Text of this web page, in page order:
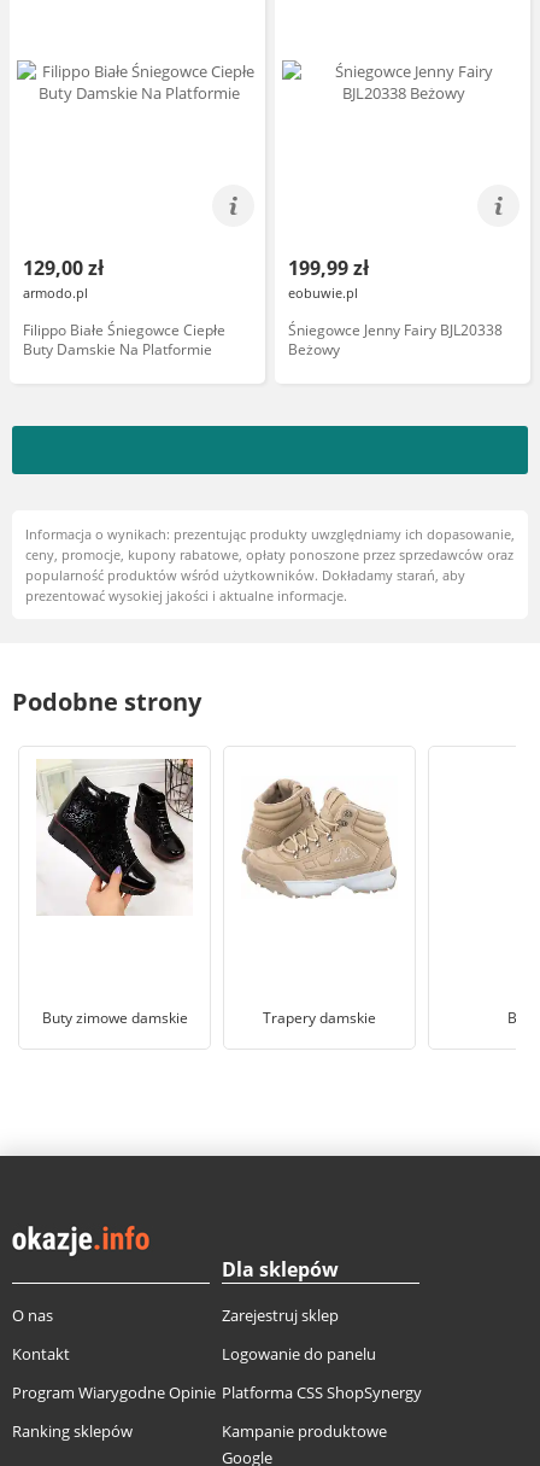
129,00 zł
armodo.pl
Filippo Białe Śniegowce Ciepłe
Buty Damskie Na Platformie
199,99 zł
eobuwie.pl
Śniegowce Jenny Fairy BJL20338
Beżowy
Informacja o wynikach: prezentując produkty uwzględniamy ich dopasowanie,
ceny, promocje, kupony rabatowe, opłaty ponoszone przez sprzedawców oraz
popularność produktów wśród użytkowników. Dokładamy starań, aby
prezentować wysokiej jakości i aktualne informacje.
Podobne strony
Buty zimowe damskie Trapery damskie Botki
O nas
Kontakt
Program Wiarygodne Opinie
Ranking sklepów
Dla sklepów
Zarejestruj sklep
Logowanie do panelu
Platforma CSS ShopSynergy
Kampanie produktowe
Google